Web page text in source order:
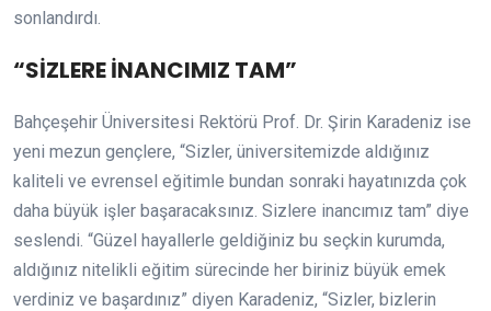
sonlandırdı.
“SİZLERE İNANCIMIZ TAM”
Bahçeşehir Üniversitesi Rektörü Prof. Dr. Şirin Karadeniz ise
yeni mezun gençlere, “Sizler, üniversitemizde aldığınız
kaliteli ve evrensel eğitimle bundan sonraki hayatınızda çok
daha büyük işler başaracaksınız. Sizlere inancımız tam” diye
seslendi. “Güzel hayallerle geldiğiniz bu seçkin kurumda,
aldığınız nitelikli eğitim sürecinde her biriniz büyük emek
verdiniz ve başardınız” diyen Karadeniz, “Sizler, bizlerin